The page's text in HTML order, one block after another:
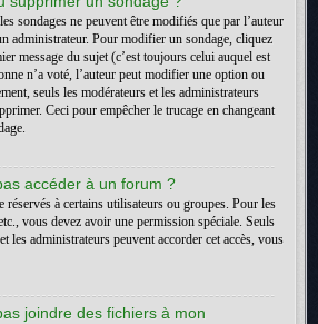
sondages ne peuvent être modifiés que par l’auteur
administrateur. Pour modifier un sondage, cliquez
message du sujet (c’est toujours celui auquel est
n’a voté, l’auteur peut modifier une option ou
seuls les modérateurs et les administrateurs
Ceci pour empêcher le trucage en changeant
accéder à un forum ?
réservés à certains utilisateurs ou groupes. Pour les
vous devez avoir une permission spéciale. Seuls
les administrateurs peuvent accorder cet accès, vous
joindre des fichiers à mon